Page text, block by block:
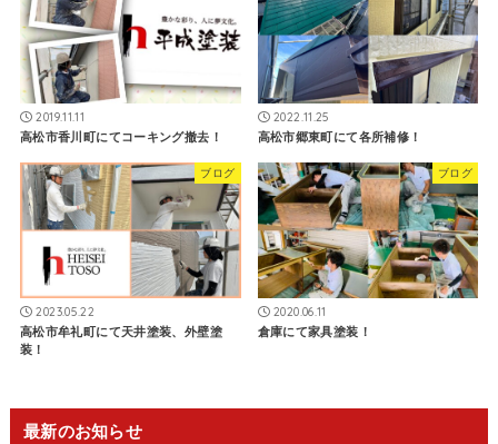
2019.11.11
高松市香川町にてコーキング撤去！
2022.11.25
高松市郷東町にて各所補修！
ブログ
2023.05.22
高松市牟礼町にて天井塗装、外壁塗
装！
ブログ
2020.06.11
倉庫にて家具塗装！
最新のお知らせ